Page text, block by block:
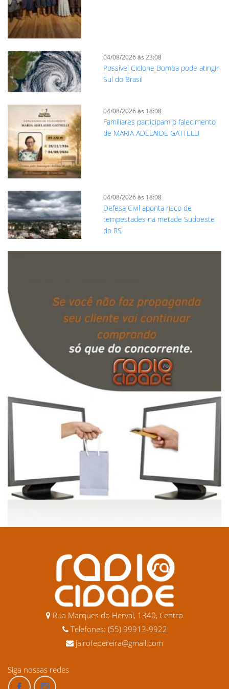
04/08/2026 às 23:08
Possível Ciclone Bomba pode atingir
Sul do Brasil
04/08/2026 às 18:08
Familiares participam o falecimento
de MARIA ADELAIDE GATTELLI
04/08/2026 às 18:08
Defesa Civil aponta risco de
tempestades na metade Sudoeste
do RS
Rua Marques do Herval, 1340, Centro
Telefones: (55) 99913-9922
jairofepereira@gmail.com
Siga nossas redes